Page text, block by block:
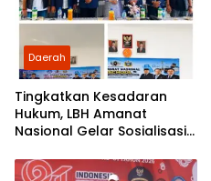
Daerah
Tingkatkan Kesadaran
Hukum, LBH Amanat
Nasional Gelar Sosialisasi
Morawa